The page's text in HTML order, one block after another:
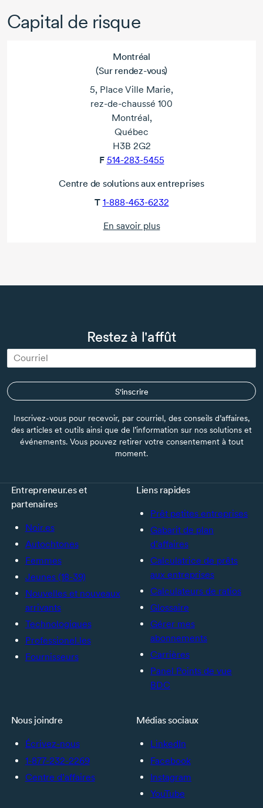
Capital de risque
Montréal
(Sur rendez-vous)
5, Place Ville Marie,
rez-de-chaussé 100
Montréal,
Québec
H3B 2G2
F 514-283-5455
Centre de solutions aux entreprises
T 1-888-463-6232
En savoir plus
Restez à l'affût
S'inscrire
Inscrivez-vous pour recevoir, par courriel, des conseils d’affaires,
des articles et outils ainsi que de l’information sur nos solutions et
événements. Vous pouvez retirer votre consentement à tout
moment.
Entrepreneur.es et
partenaires
Noir.es
Autochtones
Femmes
Jeunes (18-39)
Nouvelles et nouveaux
arrivants
Technologiques
Professionel.les
Fournisseurs
Liens rapides
Prêt petites entreprises
Gabarit de plan
d’affaires
Calculatrice de prêts
aux entreprises
Calculateurs de ratios
Glossaire
Gérer mes
abonnements
Carrières
Panel Points de vue
BDC
Nous joindre
Écrivez-nous
1-877-232-2269
Centre d’affaires
Médias sociaux
LinkedIn
Facebook
Instagram
YouTube